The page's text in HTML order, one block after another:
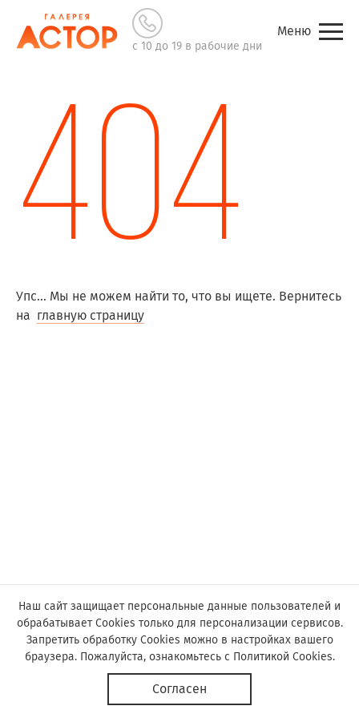
с 10 до 19 в рабочие дни
Меню
404
Упс... Мы не можем найти то, что вы ищете. Вернитесь
на главную страницу
Наш сайт защищает персональные данные пользователей и
обрабатывает Cookies только для персонализации сервисов.
Запретить обработку Cookies можно в настройках вашего
браузера. Пожалуйста, ознакомьтесь с Политикой Cookies.
Согласен